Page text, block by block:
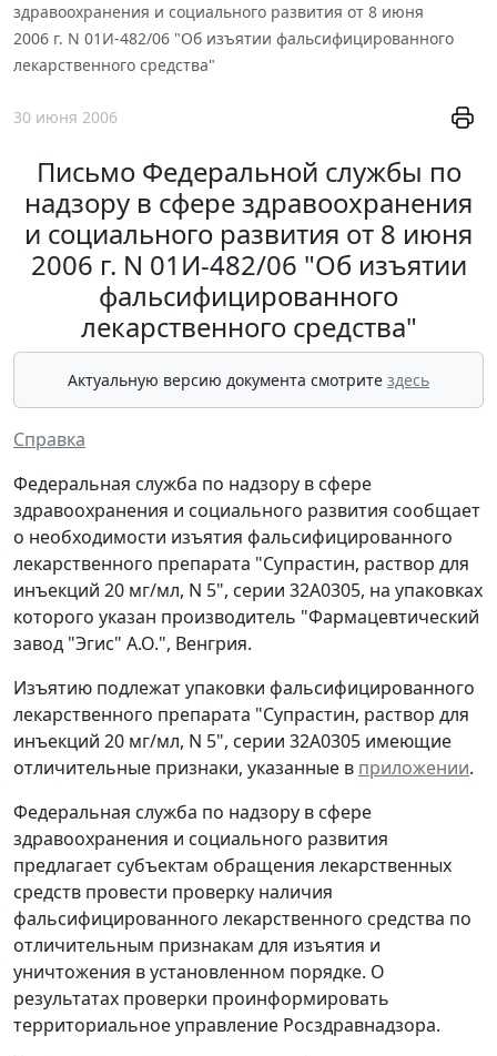
здравоохранения и социального развития от 8 июня
2006 г. N 01И-482/06 "Об изъятии фальсифицированного
лекарственного средства"
30 июня 2006
Письмо Федеральной службы по
надзору в сфере здравоохранения
и социального развития от 8 июня
2006 г. N 01И-482/06 "Об изъятии
фальсифицированного
лекарственного средства"
Актуальную версию документа смотрите здесь
Справка
Федеральная служба по надзору в сфере
здравоохранения и социального развития сообщает
о необходимости изъятия фальсифицированного
лекарственного препарата "Супрастин, раствор для
инъекций 20 мг/мл, N 5", серии 32А0305, на упаковках
которого указан производитель "Фармацевтический
завод "Эгис" А.О.", Венгрия.
Изъятию подлежат упаковки фальсифицированного
лекарственного препарата "Супрастин, раствор для
инъекций 20 мг/мл, N 5", серии 32А0305 имеющие
отличительные признаки, указанные в приложении.
Федеральная служба по надзору в сфере
здравоохранения и социального развития
предлагает субъектам обращения лекарственных
средств провести проверку наличия
фальсифицированного лекарственного средства по
отличительным признакам для изъятия и
уничтожения в установленном порядке. О
результатах проверки проинформировать
территориальное управление Росздравнадзора.